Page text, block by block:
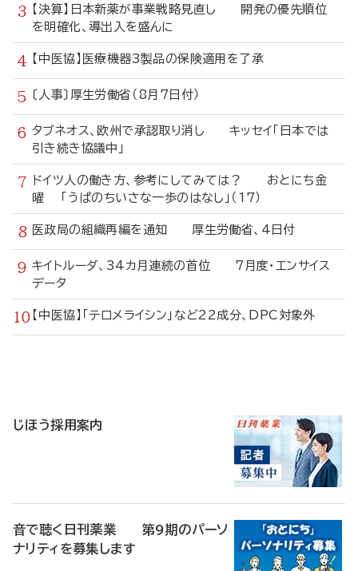
【決算】日本新薬が事業戦略見直し 開発の優先順位
を明確化、導出入を盛んに
【中医協】医療機器3製品の保険適用を了承
〔人事〕厚生労働省（8月7日付）
タブネオス、欧州で承認取り消し キッセイ「日本では
引き続き協議中」
ドイツ人の働き方、参考にしてみては？ おとにち金
曜 「うぱのちいさな一歩のはなし」（17）
医政局の組織再編を通知 厚生労働省、4日付
キイトルーダ、34カ月連続の首位 7月度・エンサイス
データ
【中医協】「テロメライシン」など22成分、DPC対象外
じほう採用案内
音で聴く日刊薬業 第9期のパーソ
ナリティを募集します